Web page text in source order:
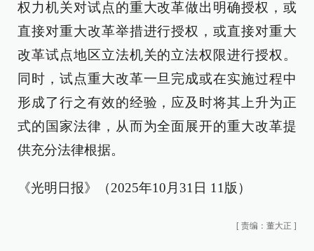
权力机关对试点的重大改革做出明确授权，或
直接对重大改革举措进行授权，或直接对重大
改革试点地区立法机关的立法权限进行授权。
同时，试点重大改革一旦完成或在实施过程中
形成了行之有效的经验，应及时将其上升为正
式的国家法律，从而为全面展开的重大改革提
供充分法律根据。
《光明日报》（2025年10月31日 11版）
[ 责编：董大正 ]